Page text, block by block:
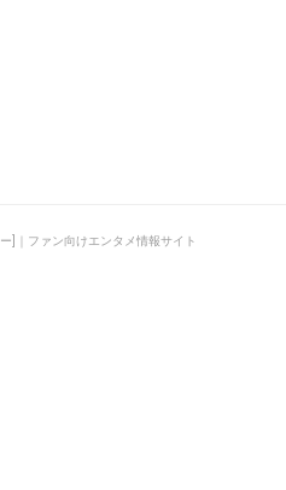
]｜ファン向けエンタメ情報サイト